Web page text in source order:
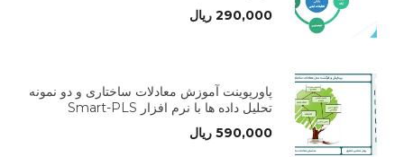
290,000 ریال
پاورپوینت آموزش معادلات ساختاری و دو نمونه
تحلیل داده ها با نرم افزار Smart-PLS
590,000 ریال